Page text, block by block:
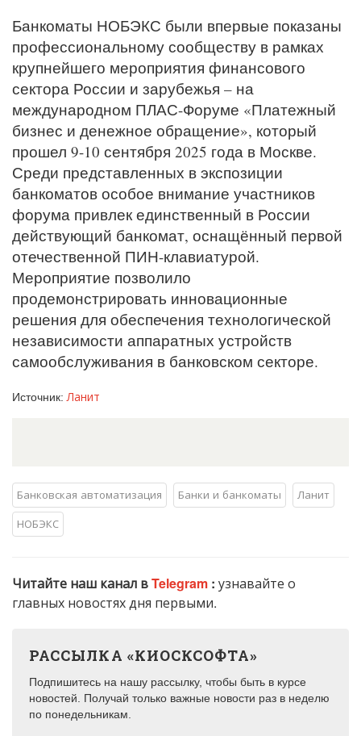
Банкоматы НОБЭКС были впервые показаны
профессиональному сообществу в рамках
крупнейшего мероприятия финансового
сектора России и зарубежья – на
международном ПЛАС-Форуме «Платежный
бизнес и денежное обращение», который
прошел 9-10 сентября 2025 года в Москве.
Среди представленных в экспозиции
банкоматов особое внимание участников
форума привлек единственный в России
действующий банкомат, оснащённый первой
отечественной ПИН-клавиатурой.
Мероприятие позволило
продемонстрировать инновационные
решения для обеспечения технологической
независимости аппаратных устройств
самообслуживания в банковском секторе.
Источник: Ланит
Банковская автоматизация Банки и банкоматы
Ланит
НОБЭКС
Читайте наш канал вTelegram : узнавайте о
главных новостях дня первыми.
РАССЫЛКА «КИОСКСОФТА»
Подпишитесь на нашу рассылку, чтобы быть в курсе
новостей. Получай только важные новости раз в неделю
по понедельникам.